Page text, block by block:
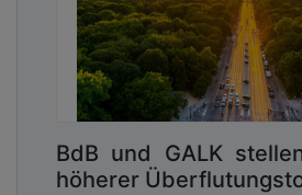
BdB und GALK
höherer